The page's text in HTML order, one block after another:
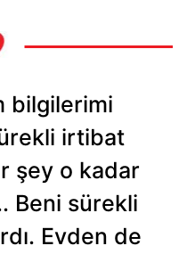
bilgilerimi
irtibat
şey o kadar
Beni sürekli
Evden de